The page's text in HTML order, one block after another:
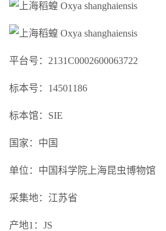
平台号：2131C0002600063722
标本号：14501186
标本馆：SIE
国家：中国
单位：中国科学院上海昆虫博物馆
采集地：江苏省
产地1：JS